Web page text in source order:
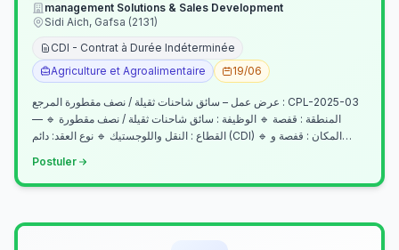
management Solutions & Sales Development
Sidi Aich, Gafsa (2131)
CDI - Contrat à Durée Indéterminée
Agriculture et Agroalimentaire
19/06
عرض عمل – سائق شاحنات ثقيلة / نصف مقطورة المرجع : CPL-2025-03
— المنطقة : قفصة 🔹 الوظيفة : سائق شاحنات ثقيلة / نصف مقطورة 🔹
القطاع : النقل واللوجستيك 🔹 نوع العقد: دائم (CDI) 🔹 المكان : قفصة و…
Postuler